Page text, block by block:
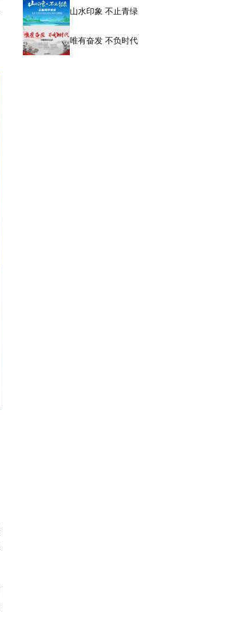
山水印象 不止青绿
唯有奋发 不负时代